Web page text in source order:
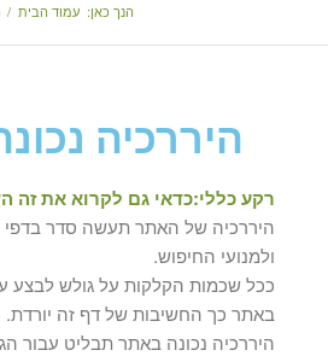
הנך כאן: עמוד הבית /
היררכיה
רקע כללי:כדאי גם לקרוא את זה
היררכיה של האתר תעשה סדר בדפי
ולמנועי החיפוש.
ככל שכמות הקלקות על גולש לבצע
באתר כך החשיבות של דף זה יורדת.
היררכיה נכונה באתר תבליט עבור